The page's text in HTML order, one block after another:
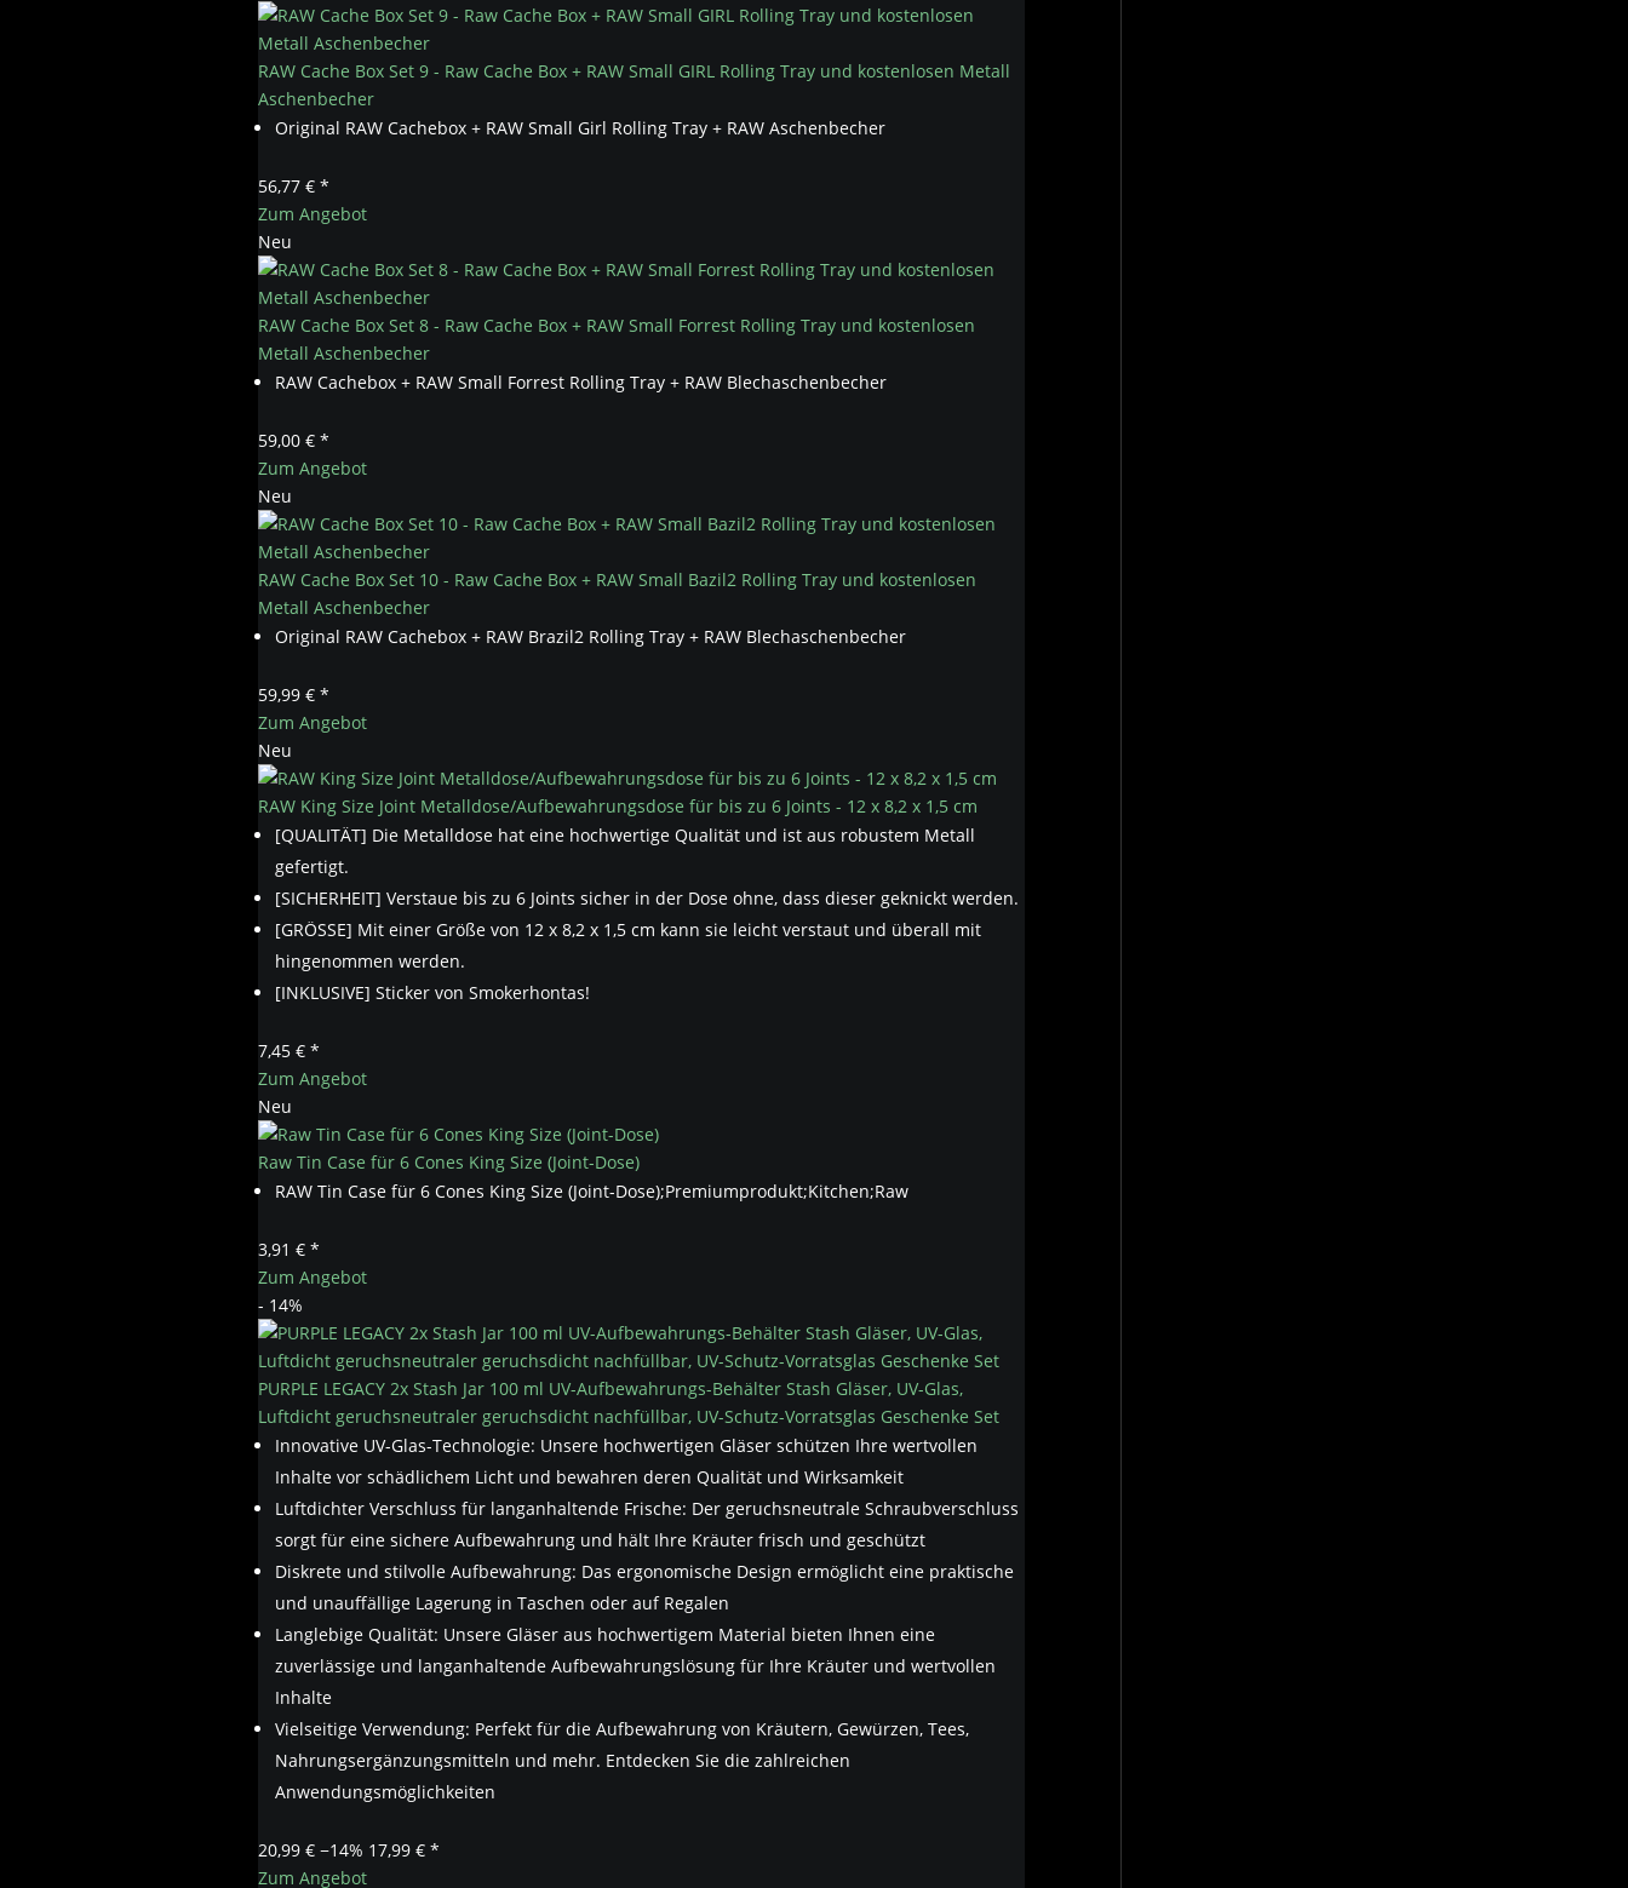
RAW Cache Box Set 9 - Raw Cache Box + RAW Small GIRL Rolling Tray und kostenlosen Metall
Aschenbecher
Original RAW Cachebox + RAW Small Girl Rolling Tray + RAW Aschenbecher
56,77 € *
Zum Angebot
Neu
RAW Cache Box Set 8 - Raw Cache Box + RAW Small Forrest Rolling Tray und kostenlosen
Metall Aschenbecher
RAW Cachebox + RAW Small Forrest Rolling Tray + RAW Blechaschenbecher
59,00 € *
Zum Angebot
Neu
RAW Cache Box Set 10 - Raw Cache Box + RAW Small Bazil2 Rolling Tray und kostenlosen
Metall Aschenbecher
Original RAW Cachebox + RAW Brazil2 Rolling Tray + RAW Blechaschenbecher
59,99 € *
Zum Angebot
Neu
RAW King Size Joint Metalldose/Aufbewahrungsdose für bis zu 6 Joints - 12 x 8,2 x 1,5 cm
[QUALITÄT] Die Metalldose hat eine hochwertige Qualität und ist aus robustem Metall
gefertigt.
[SICHERHEIT] Verstaue bis zu 6 Joints sicher in der Dose ohne, dass dieser geknickt werden.
[GRÖSSE] Mit einer Größe von 12 x 8,2 x 1,5 cm kann sie leicht verstaut und überall mit
hingenommen werden.
[INKLUSIVE] Sticker von Smokerhontas!
7,45 € *
Zum Angebot
Neu
Raw Tin Case für 6 Cones King Size (Joint-Dose)
RAW Tin Case für 6 Cones King Size (Joint-Dose);Premiumprodukt;Kitchen;Raw
3,91 € *
Zum Angebot
- 14%
PURPLE LEGACY 2x Stash Jar 100 ml UV-Aufbewahrungs-Behälter Stash Gläser, UV-Glas,
Luftdicht geruchsneutraler geruchsdicht nachfüllbar, UV-Schutz-Vorratsglas Geschenke Set
Innovative UV-Glas-Technologie: Unsere hochwertigen Gläser schützen Ihre wertvollen
Inhalte vor schädlichem Licht und bewahren deren Qualität und Wirksamkeit
Luftdichter Verschluss für langanhaltende Frische: Der geruchsneutrale Schraubverschluss
sorgt für eine sichere Aufbewahrung und hält Ihre Kräuter frisch und geschützt
Diskrete und stilvolle Aufbewahrung: Das ergonomische Design ermöglicht eine praktische
und unauffällige Lagerung in Taschen oder auf Regalen
Langlebige Qualität: Unsere Gläser aus hochwertigem Material bieten Ihnen eine
zuverlässige und langanhaltende Aufbewahrungslösung für Ihre Kräuter und wertvollen
Inhalte
Vielseitige Verwendung: Perfekt für die Aufbewahrung von Kräutern, Gewürzen, Tees,
Nahrungsergänzungsmitteln und mehr. Entdecken Sie die zahlreichen
Anwendungsmöglichkeiten
20,99 € −14% 17,99 € *
Zum Angebot